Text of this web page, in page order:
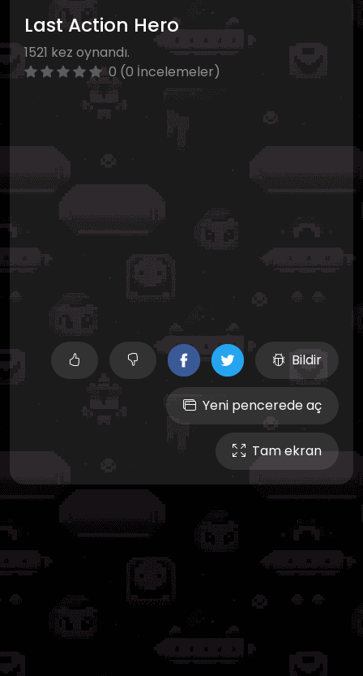
Last Action Hero
1521 kez oynandı.
0 (0 İncelemeler)
Bildir
Yeni pencerede aç
Tam ekran